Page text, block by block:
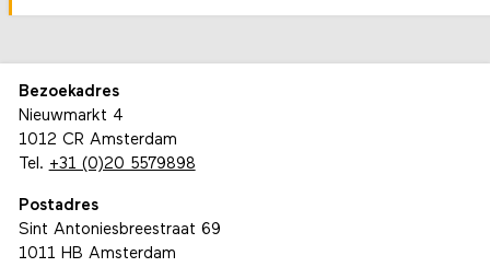
Bezoekadres
Nieuwmarkt 4
1012 CR Amsterdam
Tel. +31 (0)20 5579898
Postadres
Sint Antoniesbreestraat 69
1011 HB Amsterdam